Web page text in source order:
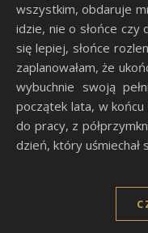
wszystkim, obdaruje
idzie, nie o słońce
się lepiej, słońce
zaplanowałam, że
wybuchnie swoją
początek lata, w
do pracy, z
dzień, który uśmiechał